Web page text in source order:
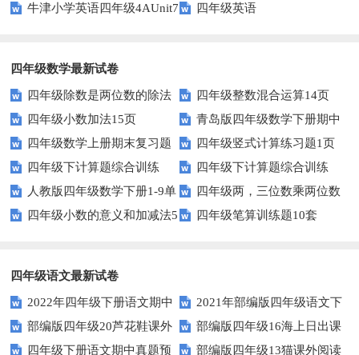
单元测试题
牛津小学英语四年级4AUnit7
四年级英语
四年级数学最新试卷
四年级除数是两位数的除法
11页
四年级整数混合运算14页
四年级小数加法15页
青岛版四年级数学下册期中
测试题及答案
四年级数学上册期末复习题
及详细答案(5套)
四年级竖式计算练习题1页
（无答案）
四年级下计算题综合训练
（师版）
四年级下计算题综合训练
（学生版）
人教版四年级数学下册1-9单
元试题(含期中及3套期末)
四年级两，三位数乘两位数
22页
四年级小数的意义和加减法5
四年级笔算训练题10套
四年级语文最新试卷
2022年四年级下册语文期中
素养评价卷（含答案）
2021年部编版四年级语文下
册句子专项练习题及答案
部编版四年级20芦花鞋课外
阅读练习题及答案
部编版四年级16海上日出课
外阅读练习题及答案
四年级下册语文期中真题预 部编版四年级13猫课外阅读